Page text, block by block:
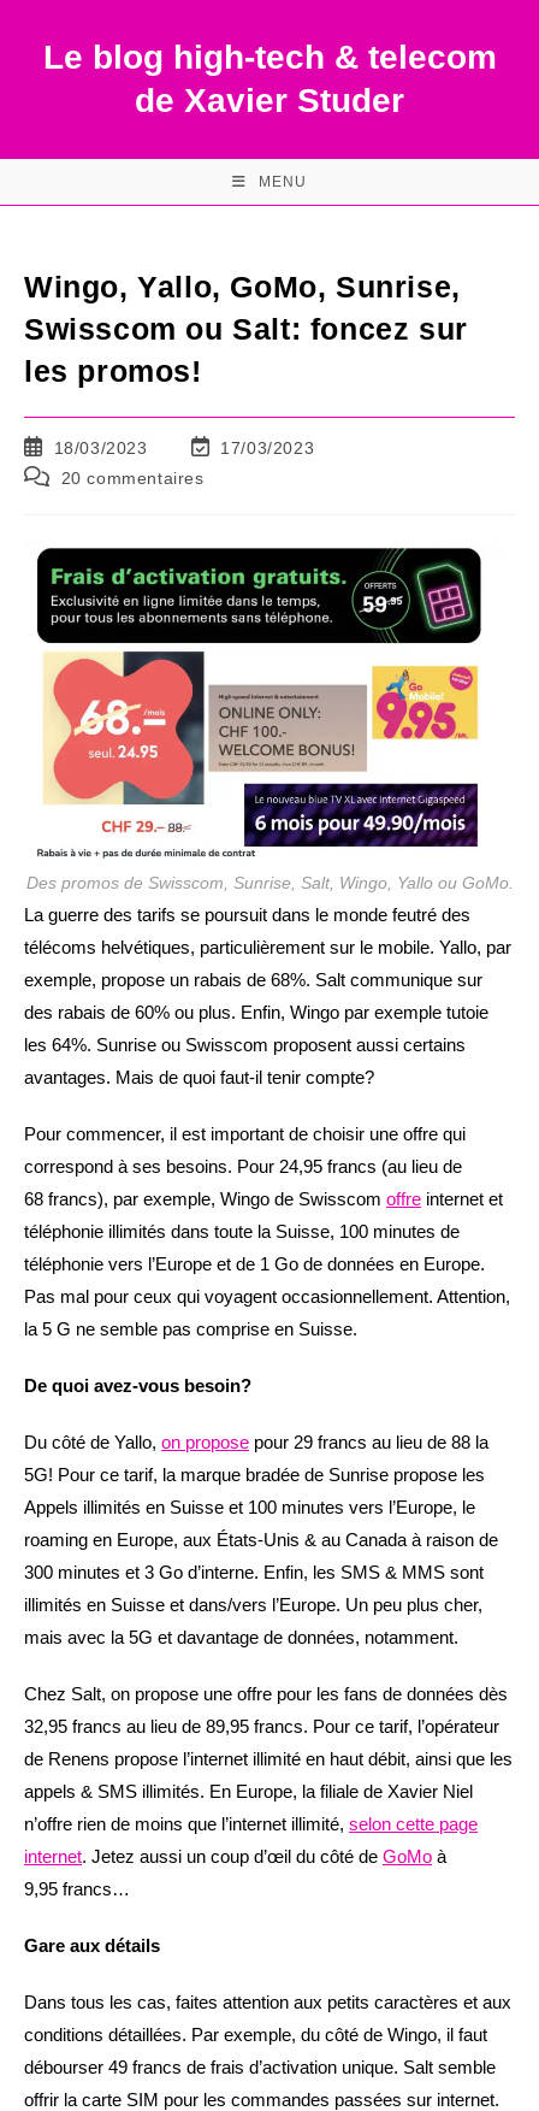
contentLe blog high-tech & telecom
de Xavier Studer
MENU
Wingo, Yallo, GoMo, Sunrise,
Swisscom ou Salt: foncez sur
les promos!
Publication
publiée :
18/03/2023
Dernière
17/03/2023
Commentaires
publication :
20 commentaires
Des promos de Swisscom, Sunrise, Salt, Wingo, Yallo ou GoMo.
La guerre des tarifs se poursuit dans le monde feutré des
télécoms helvétiques, particulièrement sur le mobile. Yallo, par
exemple, propose un rabais de 68%. Salt communique sur
des rabais de 60% ou plus. Enfin, Wingo par exemple tutoie
les 64%. Sunrise ou Swisscom proposent aussi certains
avantages. Mais de quoi faut-il tenir compte?
Pour commencer, il est important de choisir une offre qui
correspond à ses besoins. Pour 24,95 francs (au lieu de
68 francs), par exemple, Wingo de Swisscom offre internet et
téléphonie illimités dans toute la Suisse, 100 minutes de
téléphonie vers l’Europe et de 1 Go de données en Europe.
Pas mal pour ceux qui voyagent occasionnellement. Attention,
la 5 G ne semble pas comprise en Suisse.
De quoi avez-vous besoin?
Du côté de Yallo, on propose pour 29 francs au lieu de 88 la
5G! Pour ce tarif, la marque bradée de Sunrise propose les
Appels illimités en Suisse et 100 minutes vers l’Europe, le
roaming en Europe, aux États-Unis & au Canada à raison de
300 minutes et 3 Go d’interne. Enfin, les SMS & MMS sont
illimités en Suisse et dans/vers l’Europe. Un peu plus cher,
mais avec la 5G et davantage de données, notamment.
Chez Salt, on propose une offre pour les fans de données dès
32,95 francs au lieu de 89,95 francs. Pour ce tarif, l’opérateur
de Renens propose l’internet illimité en haut débit, ainsi que les
appels & SMS illimités. En Europe, la filiale de Xavier Niel
n’offre rien de moins que l’internet illimité, selon cette page
internet. Jetez aussi un coup d’œil du côté de GoMo à
9,95 francs…
Gare aux détails
Dans tous les cas, faites attention aux petits caractères et aux
conditions détaillées. Par exemple, du côté de Wingo, il faut
débourser 49 francs de frais d’activation unique. Salt semble
offrir la carte SIM pour les commandes passées sur internet.